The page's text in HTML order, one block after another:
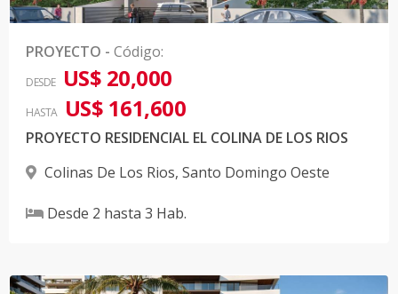
PROYECTO - Código:
DESDE US$ 20,000
HASTA US$ 161,600
PROYECTO RESIDENCIAL EL COLINA DE LOS RIOS
Colinas De Los Rios, Santo Domingo Oeste
Desde 2 hasta 3 Hab.